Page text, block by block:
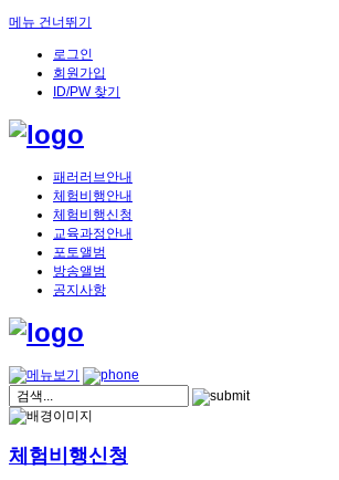
메뉴 건너뛰기
로그인
회원가입
ID/PW 찾기
패러러브안내
체험비행안내
체험비행신청
교육과정안내
포토앨범
방송앨범
공지사항
체험비행신청